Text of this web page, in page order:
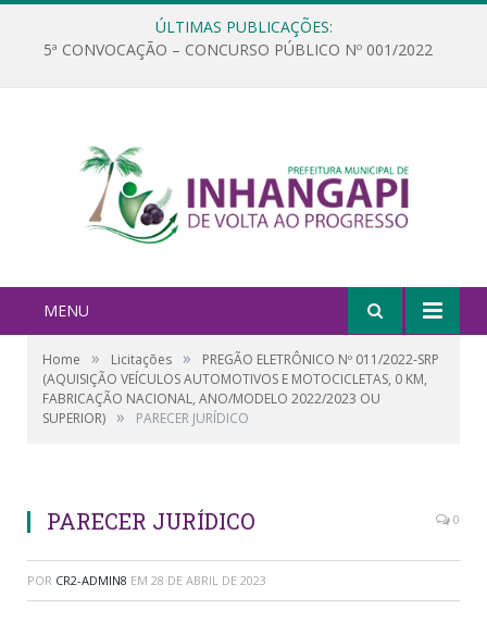
ÚLTIMAS PUBLICAÇÕES:
5ª CONVOCAÇÃO – CONCURSO PÚBLICO Nº 001/2022
MENU
Home » Licitações »
PREGÃO ELETRÔNICO Nº 011/2022-SRP
(AQUISIÇÃO VEÍCULOS AUTOMOTIVOS E MOTOCICLETAS, 0 KM,
FABRICAÇÃO NACIONAL, ANO/MODELO 2022/2023 OU
SUPERIOR) » PARECER JURÍDICO
PARECER JURÍDICO 0
POR CR2-ADMIN8 EM 28 DE ABRIL DE 2023